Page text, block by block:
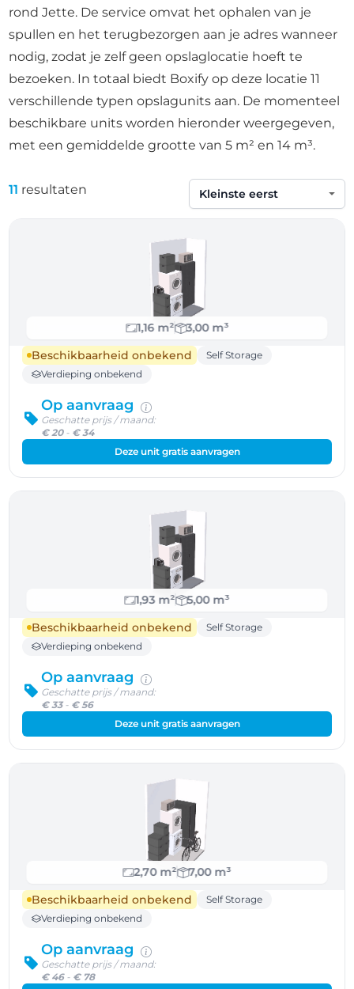
rond Jette. De service omvat het ophalen van je
spullen en het terugbezorgen aan je adres wanneer
nodig, zodat je zelf geen opslaglocatie hoeft te
bezoeken. In totaal biedt Boxify op deze locatie 11
verschillende typen opslagunits aan. De momenteel
beschikbare units worden hieronder weergegeven,
met een gemiddelde grootte van 5 m² en 14 m³.
11 resultaten
Sorteren op
1,16 m²
3,00 m³
Beschikbaarheid onbekend
Self Storage
Verdieping onbekend
Op aanvraag
Geschatte prijs / maand:
€ 20- € 34
Deze unit gratis aanvragen
1,93 m²
5,00 m³
Beschikbaarheid onbekend
Self Storage
Verdieping onbekend
Op aanvraag
Geschatte prijs / maand:
€ 33- € 56
Deze unit gratis aanvragen
2,70 m²
7,00 m³
Beschikbaarheid onbekend
Self Storage
Verdieping onbekend
Op aanvraag
Geschatte prijs / maand:
€ 46- € 78